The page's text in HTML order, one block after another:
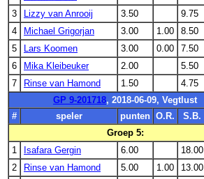
3
Lizzy van Anrooij 3.50 9.75
4
Michael Grigorjan 3.00 1.00 8.50
5
Lars Koomen 3.00 0.00 7.50
6
Mika Kleibeuker 2.00 5.50
7
Rinse van Hamond 1.50 4.75
GP 9-201718, 2018-06-09, Vegtlust
#
speler punten O.R. S.B.
Groep 5:
1
Isafara Gergin 6.00 18.00
2
Rinse van Hamond 5.00 1.00 13.00